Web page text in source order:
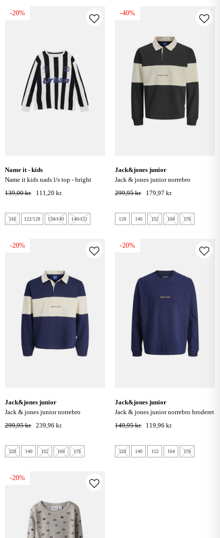
-20%
name it - kids
name it kids nads l/s top - bright
white
139,00 kr. 111,20 kr.
116 122/128 134/140 146/152
-40%
jack&jones junior
jack & jones junior norrebro
blocking polo - sort
299,95 kr. 179,97 kr.
128 140 152 164 176
-20%
jack&jones junior
jack & jones junior norrebro
blocking polo - ocean cavern
299,95 kr. 239,96 kr.
128 140 152 164 176
-20%
jack&jones junior
jack & jones junior norrebro broderet
bluse - ocean cavern
149,95 kr. 119,96 kr.
128 140 152 164 176
-20%